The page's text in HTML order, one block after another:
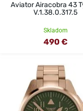
Aviator Airacobra 43
V.1.38.0.317.5
Skladom
490 €